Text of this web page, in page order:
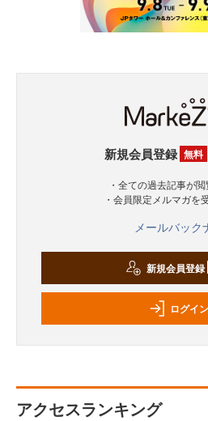
新規会員登録 無料
・全ての過去記事が
・会員限定メルマガを
メールバック
新規会員登録
ログイン
アクセスランキング